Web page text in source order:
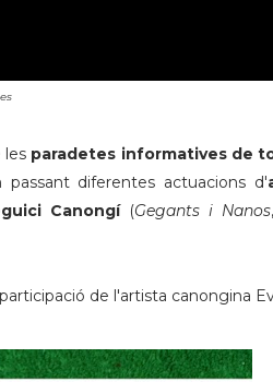
les paradetes informatives de
diferentes actuacions d'
Canongí(Gegants i Nanos,
de l'artista canongina